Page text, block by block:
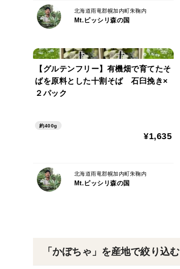
「かぼちゃ」を産地で絞り込む
北海道雨竜郡幌加内町朱鞠内
Mt.ピッシリ森の国
【グルテンフリー】有機畑で育てたそ
ばを原料とした十割そば 石臼挽き×
２パック
約400g
¥1,635
北海道雨竜郡幌加内町朱鞠内
Mt.ピッシリ森の国